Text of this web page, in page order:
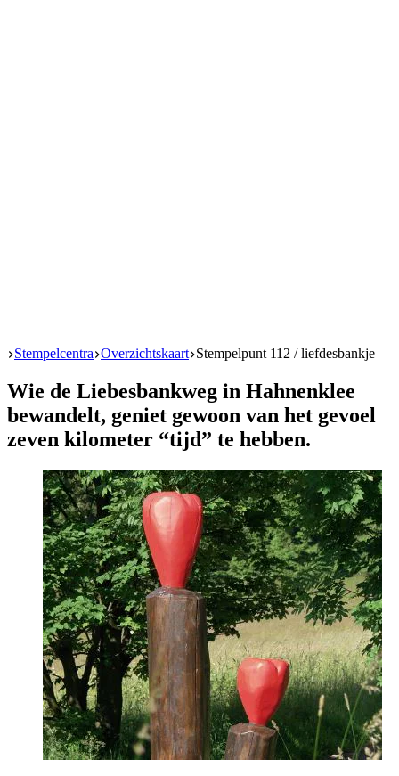
Start
Stempelcentra Overzichtskaart Stempelpunt 112 / liefdesbankje
Wie de Liebesbankweg in Hahnenklee
bewandelt, geniet gewoon van het gevoel
zeven kilometer “tijd” te hebben.